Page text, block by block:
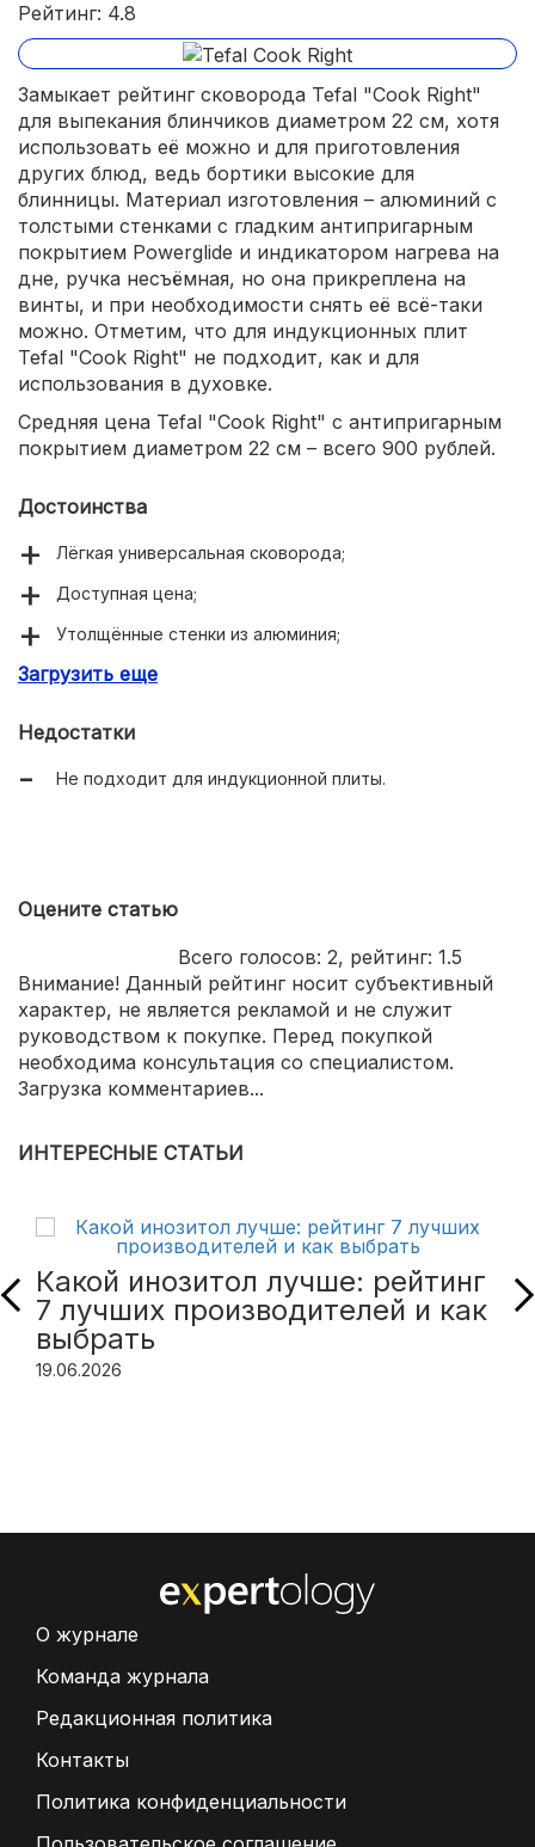
Рейтинг: 4.8
Замыкает рейтинг сковорода Tefal "Cook Right"
для выпекания блинчиков диаметром 22 см, хотя
использовать её можно и для приготовления
других блюд, ведь бортики высокие для
блинницы. Материал изготовления – алюминий с
толстыми стенками с гладким антипригарным
покрытием Powerglide и индикатором нагрева на
дне, ручка несъёмная, но она прикреплена на
винты, и при необходимости снять её всё-таки
можно. Отметим, что для индукционных плит
Tefal "Cook Right" не подходит, как и для
использования в духовке.
Средняя цена Tefal "Cook Right" с антипригарным
покрытием диаметром 22 см – всего 900 рублей.
Достоинства
Лёгкая универсальная сковорода;
Доступная цена;
Утолщённые стенки из алюминия;
Идеально гладкое покрытие против пригорания;
Загрузить еще
Недостатки
Не подходит для индукционной плиты.
Оцените статью
Всего голосов: 2, рейтинг: 1.5
Внимание! Данный рейтинг носит субъективный
характер, не является рекламой и не служит
руководством к покупке. Перед покупкой
необходима консультация со специалистом.
Загрузка комментариев...
ИНТЕРЕСНЫЕ СТАТЬИ
Какой инозитол лучше: рейтинг
7 лучших производителей и как
выбрать
19.06.2026
О журнале
Команда журнала
Редакционная политика
Контакты
Политика конфиденциальности